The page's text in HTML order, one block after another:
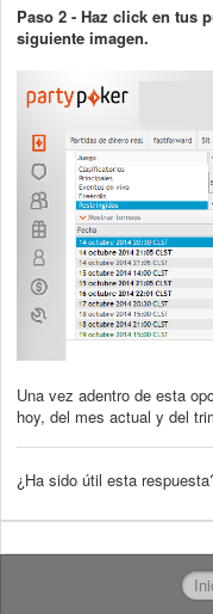
Paso 2 - Haz click en tus
siguiente imagen.
Una vez adentro de esta
hoy, del mes actual y del
¿Ha sido útil esta